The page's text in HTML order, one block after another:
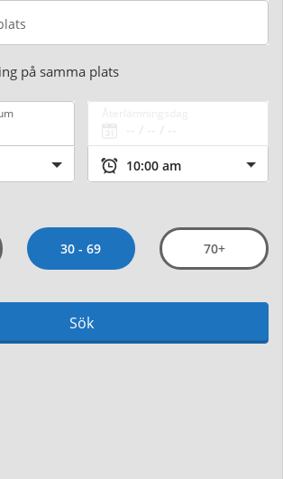
på samma plats
30 - 69 70+
Sök